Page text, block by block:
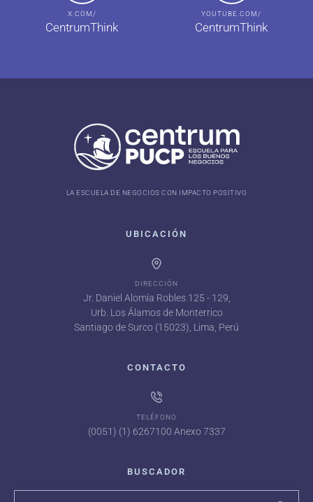
X.COM/
CentrumThink
YOUTUBE.COM/
CentrumThink
LA ESCUELA DE NEGOCIOS CON IMPACTO POSITIVO
UBICACIÓN
DIRECCIÓN
Jr. Daniel Alomía Robles 125 - 129,
Urb. Los Álamos de Monterrico
Santiago de Surco (15023), Lima, Perú
CONTACTO
TELÉFONO
(0051) (1) 6267100 Anexo 7337
BUSCADOR